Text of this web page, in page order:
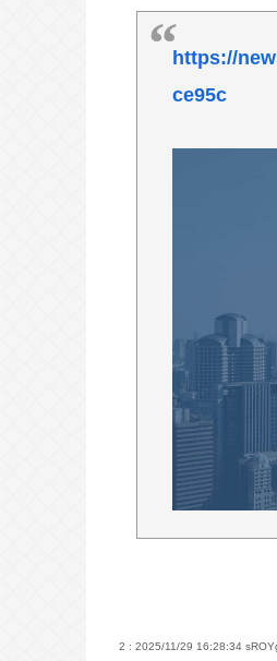
分”キャン
【画像あ
郎が増えた
が通らない
Powered by
https://
ce95c
2 : 2025/11/29 16:28:34